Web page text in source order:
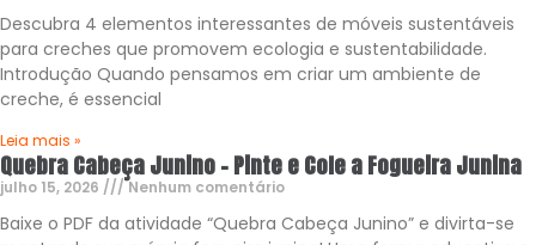
Descubra 4 elementos interessantes de móveis sustentáveis
para creches que promovem ecologia e sustentabilidade.
Introdução Quando pensamos em criar um ambiente de
creche, é essencial
Leia mais »
Quebra Cabeça Junino – Pinte e Cole a Fogueira Junina
julho 15, 2026 Nenhum comentário
Baixe o PDF da atividade “Quebra Cabeça Junino” e divirta-se